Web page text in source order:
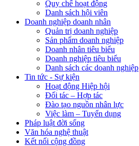
Quy chế hoạt động
Danh sách hội viên
Doanh nghiệp doanh nhân
Quản trị doanh nghiệp
Sản phẩm doanh nghiệp
Doanh nhân tiêu biểu
Doanh nghiệp tiêu biểu
Danh sách các doanh nghiệp
Tin tức - Sự kiện
Hoạt động Hiệp hội
Đối tác – Hợp tác
Đào tạo nguồn nhân lực
Việc làm – Tuyển dụng
Pháp luật đời sống
Văn hóa nghệ thuật
Kết nối cộng đồng